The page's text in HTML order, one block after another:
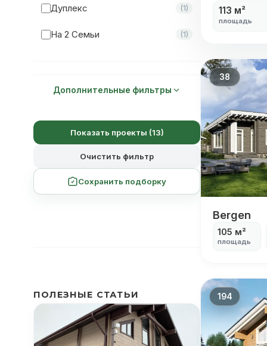
Дуплекс (1)
На 2 Семьи (1)
Дополнительные фильтры
Показать проекты (13)
Очистить фильтр
Сохранить подборку
ПОЛЕЗНЫЕ СТАТЬИ
113 м²
площадь
38
Bergen
Bergen
105 м²
площадь
194